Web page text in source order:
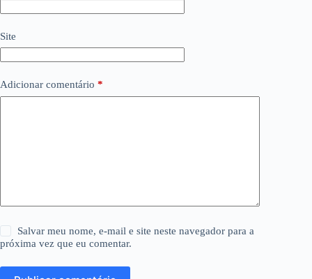
Site
Adicionar comentário *
Salvar meu nome, e-mail e site neste navegador para a
próxima vez que eu comentar.